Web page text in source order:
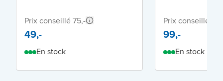
Prix conseillé 75,-
49,-
En stock
Prix conseillé
99,-
En stock